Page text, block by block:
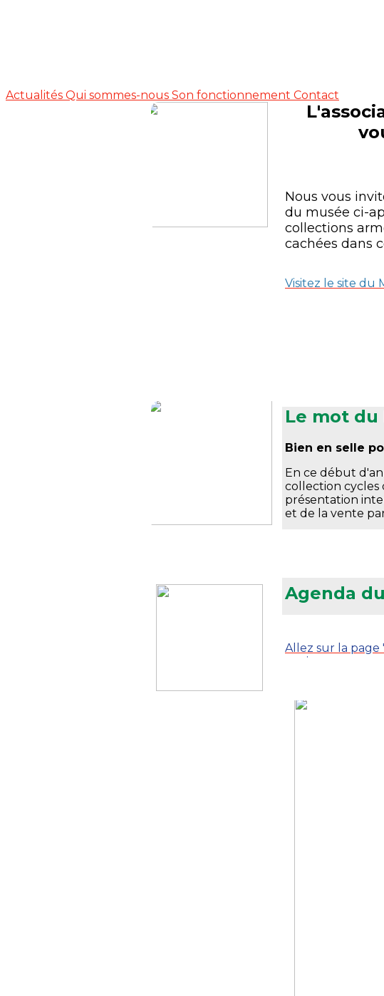
Actualités Qui sommes-nous Son fonctionnement Contact
Nous vous
du musée ci-
collections
cachées dans
Visitez le site du
Le mot du
Bien en selle
En ce début
collection cycles
présentation
et de la vente
Agenda
Allez sur la page
venir.